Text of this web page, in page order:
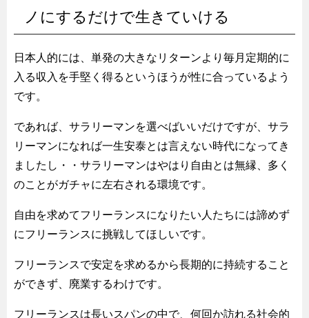
ノにするだけで生きていける
日本人的には、単発の大きなリターンより毎月定期的に
入る収入を手堅く得るというほうが性に合っているよう
です。
であれば、サラリーマンを選べばいいだけですが、サラ
リーマンになれば一生安泰とは言えない時代になってき
ましたし・・サラリーマンはやはり自由とは無縁、多く
のことがガチャに左右される環境です。
自由を求めてフリーランスになりたい人たちには諦めず
にフリーランスに挑戦してほしいです。
フリーランスで安定を求めるから長期的に持続すること
ができず、廃業するわけです。
フリーランスは長いスパンの中で、何回か訪れる社会的